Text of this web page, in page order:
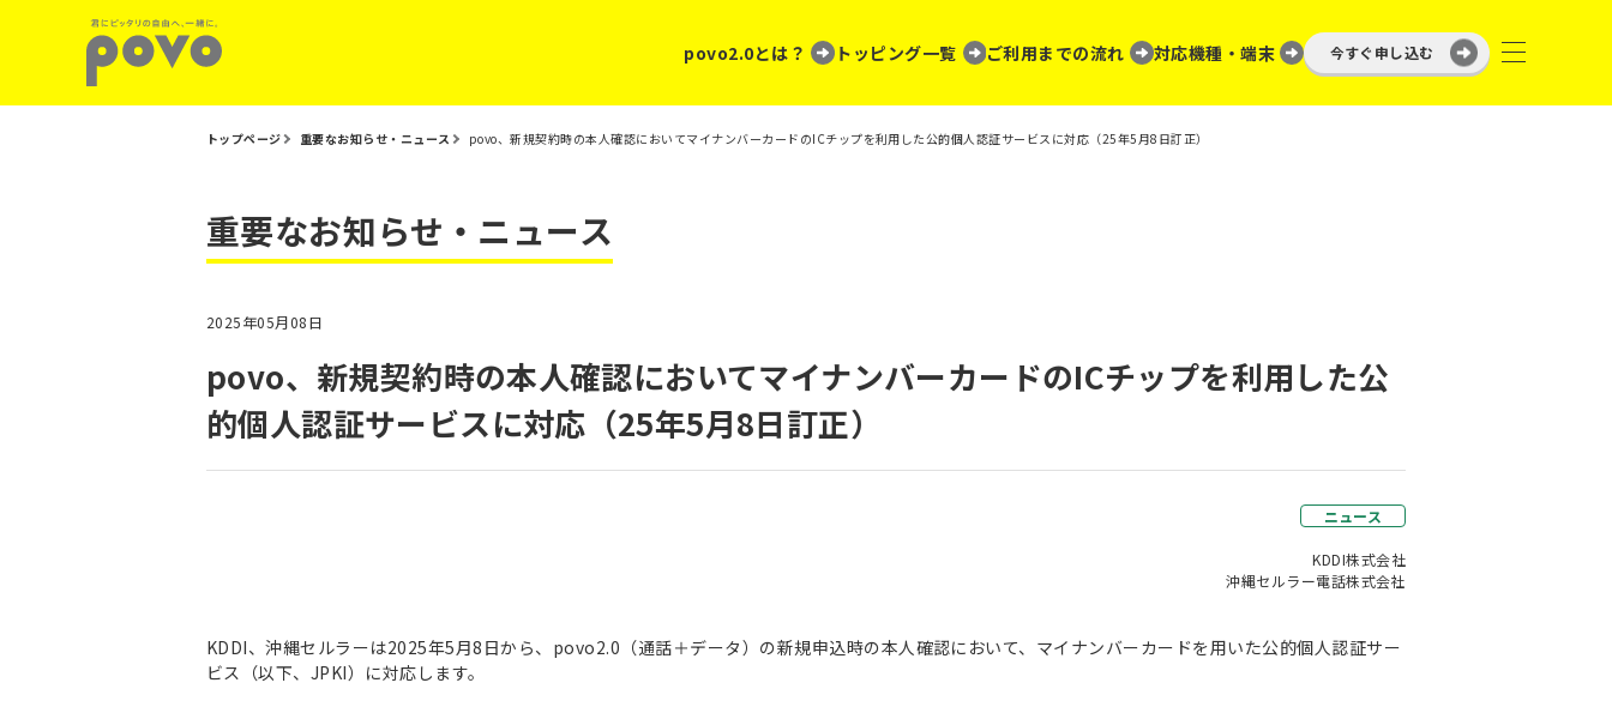
povo2.0とは？ トッピング一覧 ご利用までの流れ 対応機種・端末 今すぐ申し込む
トップページ 重要なお知らせ・ニュース povo、新規契約時の本人確認においてマイナンバーカードのICチップを利用した公的個人認証サービスに対応（25年5月8日訂正）
重要なお知らせ・ニュース
2025年05月08日
povo、新規契約時の本人確認においてマイナンバーカードのICチップを利用した公
的個人認証サービスに対応（25年5月8日訂正）
ニュース
KDDI株式会社
沖縄セルラー電話株式会社
KDDI、沖縄セルラーは2025年5月8日から、povo2.0（通話＋データ）の新規申込時の本人確認において、マイナンバーカードを用いた公的個人認証サー
ビス（以下、JPKI）に対応します。